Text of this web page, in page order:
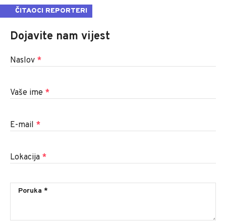
ČITAOCI REPORTERI
Dojavite nam vijest
Naslov *
Vaše ime *
E-mail *
Lokacija *